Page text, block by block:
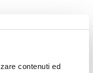
contenuti ed